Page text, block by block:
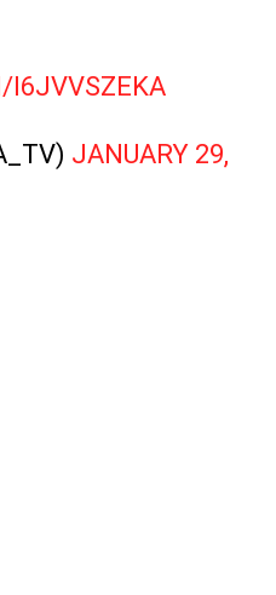
I6JVVSZEKA
JANUARY 29,